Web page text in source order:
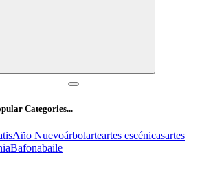
Categories...
Año Nuevoárbolarteartes escénicasartes
Bafonabaile